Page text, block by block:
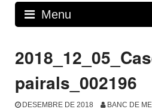
Menu
pairals_002196
DESEMBRE DE 2018 BANC DE